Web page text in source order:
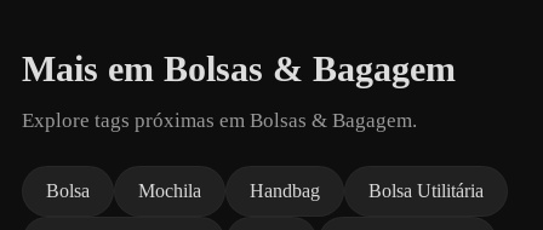
Mais em Bolsas & Bagagem
Explore tags próximas em Bolsas & Bagagem.
Bolsa Mochila Handbag Bolsa Utilitária